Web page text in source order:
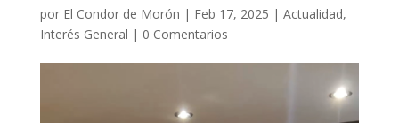
por El Condor de Morón | Feb 17, 2025 | Actualidad,
Interés General | 0 Comentarios